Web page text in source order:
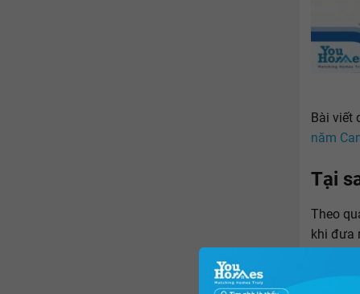
Bài viết
năm
Tại
Theo
khi đưa
gặp